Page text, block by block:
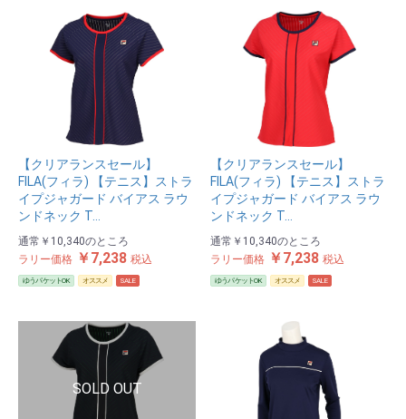
【クリアランスセール】
FILA(フィラ) 【テニス】ストラ
イプジャガード バイアス ラウ
ンドネック T…
通常 ￥10,340のところ
ラリー価格 ￥7,238 税込
ゆうパケットOK オススメ SALE
【クリアランスセール】
FILA(フィラ) 【テニス】ストラ
イプジャガード バイアス ラウ
ンドネック T…
通常 ￥10,340のところ
ラリー価格 ￥7,238 税込
ゆうパケットOK オススメ SALE